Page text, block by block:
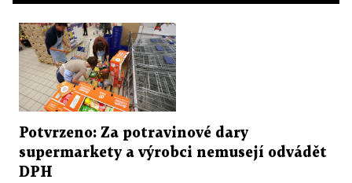
Potvrzeno: Za potravinové dary
supermarkety a výrobci nemusejí odvádět
DPH